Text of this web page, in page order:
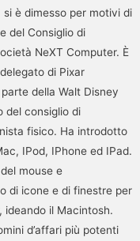
è dimesso per motivi di
del Consiglio di
NeXT Computer. È
di Pixar
della Walt Disney
del consiglio di
fisico. Ha introdotto
IPod, IPhone ed IPad.
mouse e
di icone e di finestre per
ideando il Macintosh.
d’affari più potenti